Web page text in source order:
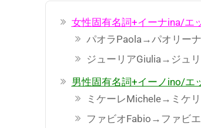
女性固有名詞+イーナina/エ
パオラPaola→パオリー
ジューリアGiulia→ジュ
男性固有名詞+イーノino/エ
ミケーレMichele→ミケ
ファビオFabio→ファビ